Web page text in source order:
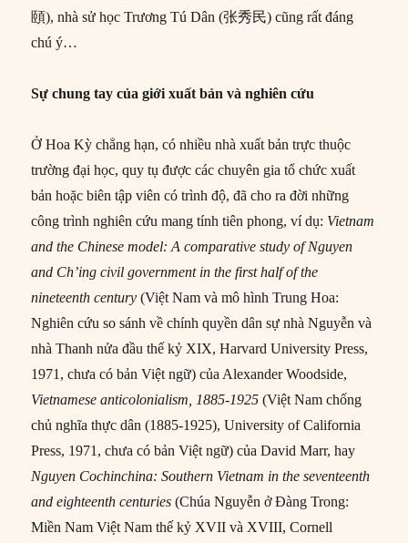
頤), nhà sử học Trương Tú Dân (张秀民) cũng rất đáng
chú ý…
Sự chung tay của giới xuất bản và nghiên cứu
Ở Hoa Kỳ chẳng hạn, có nhiều nhà xuất bản trực thuộc
trường đại học, quy tụ được các chuyên gia tổ chức xuất
bản hoặc biên tập viên có trình độ, đã cho ra đời những
công trình nghiên cứu mang tính tiên phong, ví dụ: Vietnam
and the Chinese model: A comparative study of Nguyen
and Ch’ing civil government in the first half of the
nineteenth century(Việt Nam và mô hình Trung Hoa:
Nghiên cứu so sánh về chính quyền dân sự nhà Nguyễn và
nhà Thanh nửa đầu thế kỷ XIX, Harvard University Press,
1971, chưa có bản Việt ngữ) của Alexander Woodside,
Vietnamese anticolonialism, 1885-1925 (Việt Nam chống
chủ nghĩa thực dân (1885-1925), University of California
Press, 1971, chưa có bản Việt ngữ) của David Marr, hay
Nguyen Cochinchina: Southern Vietnam in the seventeenth
and eighteenth centuries(Chúa Nguyễn ở Đàng Trong:
Miền Nam Việt Nam thế kỷ XVII và XVIII, Cornell